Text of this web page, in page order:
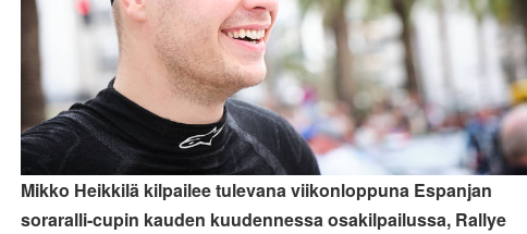
Mikko Heikkilä kilpailee tulevana viikonloppuna Espanjan
soraralli-cupin kauden kuudennessa osakilpailussa, Rallye